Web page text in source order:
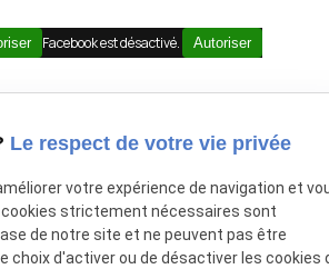
Facebook est désactivé. Autoriser
Recouvrement de créances
Le respect de votre vie privée
votre expérience de navigation et
strictement nécessaires sont
de notre site et ne peuvent pas être
choix d'activer ou de désactiver les cookies